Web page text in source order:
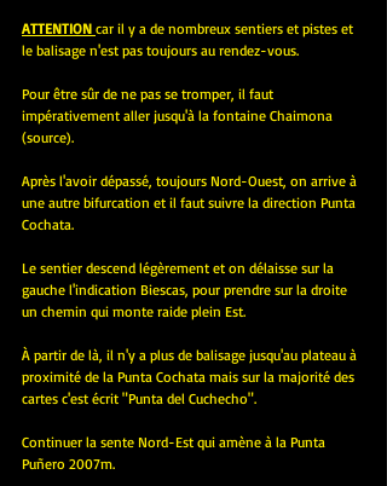
ATTENTION car il y a de nombreux sentiers et pistes et
le balisage n'est pas toujours au rendez-vous.
Pour être sûr de ne pas se tromper, il faut
impérativement aller jusqu'à la fontaine Chaimona
(source).
Après l'avoir dépassé, toujours Nord-Ouest, on arrive à
une autre bifurcation et il faut suivre la direction Punta
Cochata.
Le sentier descend légèrement et on délaisse sur la
gauche l'indication Biescas, pour prendre sur la droite
un chemin qui monte raide plein Est.
À partir de là, il n'y a plus de balisage jusqu'au plateau à
proximité de la Punta Cochata mais sur la majorité des
cartes c'est écrit "Punta del Cuchecho".
Continuer la sente Nord-Est qui amène à la Punta
Puñero 2007m.